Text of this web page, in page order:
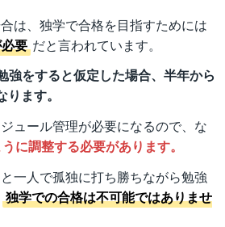
は、独学で合格を目指すためには
要 だと言われています。
強をすると仮定した場合、半年から
ます。
ュール管理が必要になるので、な
に調整する必要があります。
一人で孤独に打ち勝ちながら勉強
独学での合格は不可能ではありませ